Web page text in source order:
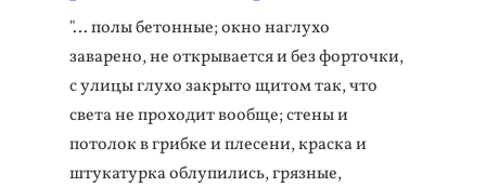
"... полы бетонные; окно наглухо
заварено, не открывается и без форточки,
с улицы глухо закрыто щитом так, что
света не проходит вообще; стены и
потолок в грибке и плесени, краска и
штукатурка облупились, грязные,